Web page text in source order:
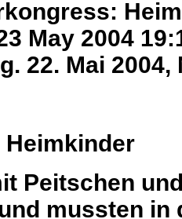
May 2004
22. Mai 2004,
Heimkinder
Peitschen
mussten